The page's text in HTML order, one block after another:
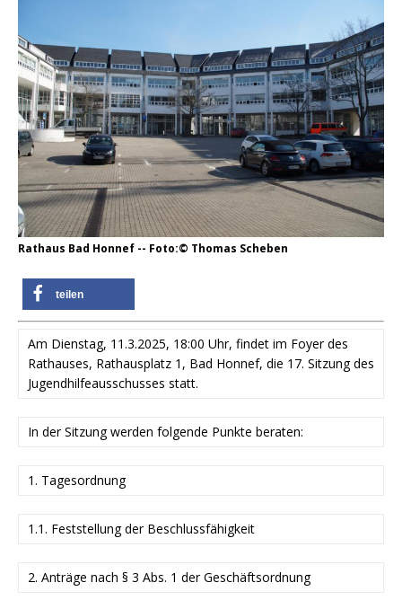
Rathaus Bad Honnef -- Foto:© Thomas Scheben
teilen
Am Dienstag, 11.3.2025, 18:00 Uhr, findet im Foyer des
Rathauses, Rathausplatz 1, Bad Honnef, die 17. Sitzung des
Jugendhilfeausschusses statt.
In der Sitzung werden folgende Punkte beraten:
1. Tagesordnung
1.1. Feststellung der Beschlussfähigkeit
2. Anträge nach § 3 Abs. 1 der Geschäftsordnung